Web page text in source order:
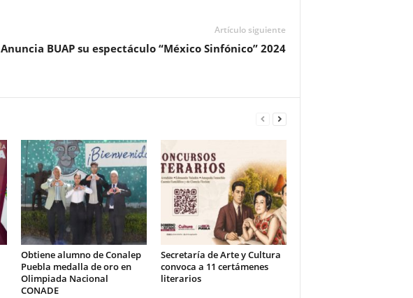
Artículo siguiente
Anuncia BUAP su espectáculo “México Sinfónico” 2024
Obtiene alumno de Conalep
Puebla medalla de oro en
Olimpiada Nacional
CONADE
Secretaría de Arte y Cultura
convoca a 11 certámenes
literarios